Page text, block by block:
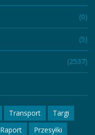
(0)
(5)
(2537)
Transport
Targi
Raport
Przesyłki